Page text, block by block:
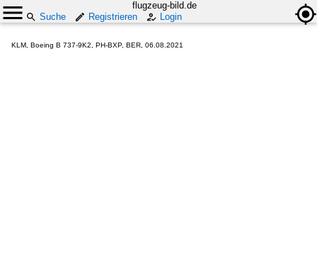
flugzeug-bild.de
Suche
Registrieren Login
KLM, Boeing B 737-9K2, PH-BXP, BER, 06.08.2021